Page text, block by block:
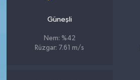
Güneşli
Nem: %42
Rüzgar: 7.61 m/s